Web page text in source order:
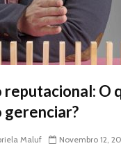
reputacional: O
gerenciar?
Maluf Novembro 12,